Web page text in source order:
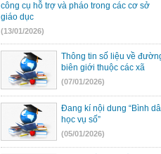
công cụ hỗ trợ và pháo trong các cơ sở
giáo dục
(13/01/2026)
Thông tin số liệu về
biên giới thuộc các xã
(07/01/2026)
Đang kí nội dung “Bình
học vụ số”
(05/01/2026)